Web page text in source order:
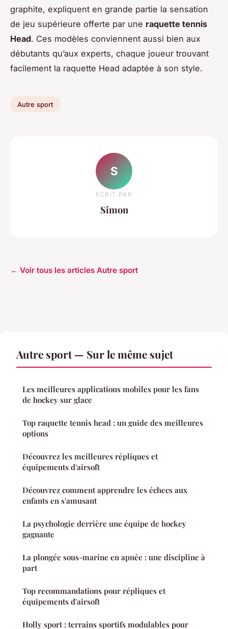
graphite, expliquent en grande partie la sensation
de jeu supérieure offerte par une raquette tennis
Head. Ces modèles conviennent aussi bien aux
débutants qu’aux experts, chaque joueur trouvant
facilement la raquette Head adaptée à son style.
Autre sport
S
ECRIT PAR
Simon
← Voir tous les articles Autre sport
Autre sport — Sur le même sujet
Les meilleures applications mobiles pour les fans
de hockey sur glace
Top raquette tennis head : un guide des meilleures
options
Découvrez les meilleures répliques et
équipements d'airsoft
Découvrez comment apprendre les échecs aux
enfants en s'amusant
La psychologie derrière une équipe de hockey
gagnante
La plongée sous-marine en apnée : une discipline à
part
Top recommandations pour répliques et
équipements d'airsoft
Holly sport : terrains sportifs modulables pour